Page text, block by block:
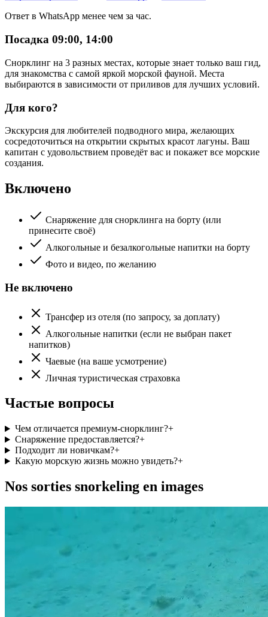
Ответ в WhatsApp менее чем за час.
Посадка 09:00, 14:00
Снорклинг на 3 разных местах, которые знает только ваш гид,
для знакомства с самой яркой морской фауной. Места
выбираются в зависимости от приливов для лучших условий.
Для кого?
Экскурсия для любителей подводного мира, желающих
сосредоточиться на открытии скрытых красот лагуны. Ваш
капитан с удовольствием проведёт вас и покажет все морские
создания.
Включено
Снаряжение для снорклинга на борту (или
принесите своё)
Алкогольные и безалкогольные напитки на борту
Фото и видео, по желанию
Не включено
Трансфер из отеля (по запросу, за доплату)
Алкогольные напитки (если не выбран пакет
напитков)
Чаевые (на ваше усмотрение)
Личная туристическая страховка
Частые вопросы
Чем отличается премиум-снорклинг?+
Снаряжение предоставляется?+
Подходит ли новичкам?+
Какую морскую жизнь можно увидеть?+
Nos sorties snorkeling en images